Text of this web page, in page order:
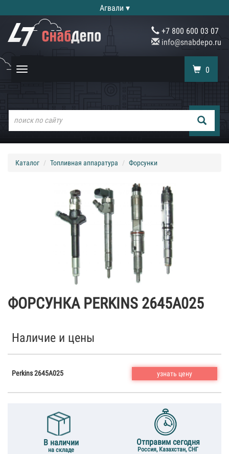
Агвали ▾
+7 800 600 03 07
info@snabdepo.ru
Toggle
0
Каталог Топливная аппаратура Форсунки
ФОРСУНКА PERKINS 2645A025
Наличие и цены
Perkins 2645A025 узнать цену
В наличии
на складе
Отправим сегодня
Россия, Казахстан, СНГ